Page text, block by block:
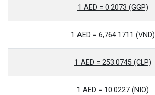
1 AED = 0.2073 (GGP)
1 AED = 6,764.1711 (VND)
1 AED = 253.0745 (CLP)
1 AED = 10.0227 (NIO)